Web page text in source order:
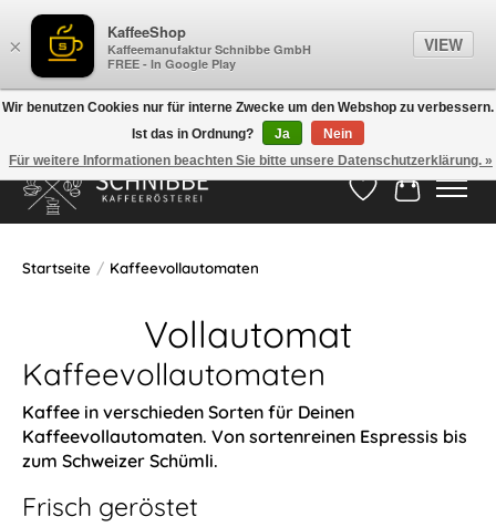
05524-999 33 79 >>> Versandkostenfrei ab 75€ <<<
Wunschzettel
Ihr
Startseite / Kaffeevollautomaten
Vollautomat
Kaffeevollautomaten
Kaffee in verschieden Sorten für Deinen
Kaffeevollautomaten. Von sortenreinen Espressis bis
zum Schweizer Schümli.
Frisch geröstet
Wir benutzen Cookies nur für interne Zwecke um den Webshop zu verbessern.
Ist das in Ordnung?
Ja
Nein
Für weitere Informationen beachten Sie bitte unsere Datenschutzerklärung. »
×
KaffeeShop
Kaffeemanufaktur Schnibbe GmbH
FREE - In Google Play
VIEW